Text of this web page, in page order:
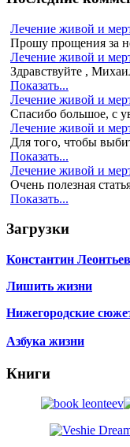
Лечение живой и
Прошу прощения за
Лечение живой и
Здравствуйте ,
Показать...
Лечение живой и
Спасибо большое, с
Лечение живой и
Для того, чтобы
Показать...
Лечение живой и
Очень полезная
Показать...
Загрузки
Константин Леонтьев
Лишить жизни
Нижегородские
Азбука жизни
Книги